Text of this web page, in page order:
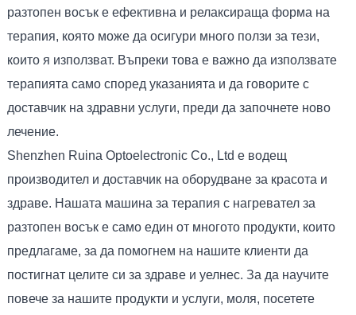
разтопен восък е ефективна и релаксираща форма на
терапия, която може да осигури много ползи за тези,
които я използват. Въпреки това е важно да използвате
терапията само според указанията и да говорите с
доставчик на здравни услуги, преди да започнете ново
лечение.
Shenzhen Ruina Optoelectronic Co., Ltd е водещ
производител и доставчик на оборудване за красота и
здраве. Нашата машина за терапия с нагревател за
разтопен восък е само един от многото продукти, които
предлагаме, за да помогнем на нашите клиенти да
постигнат целите си за здраве и уелнес. За да научите
повече за нашите продукти и услуги, моля, посетете